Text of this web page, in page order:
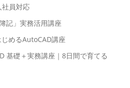
社員対応
記」実務活用講座
めるAutoCAD講座
基礎＋実務講座｜8日間で育てる